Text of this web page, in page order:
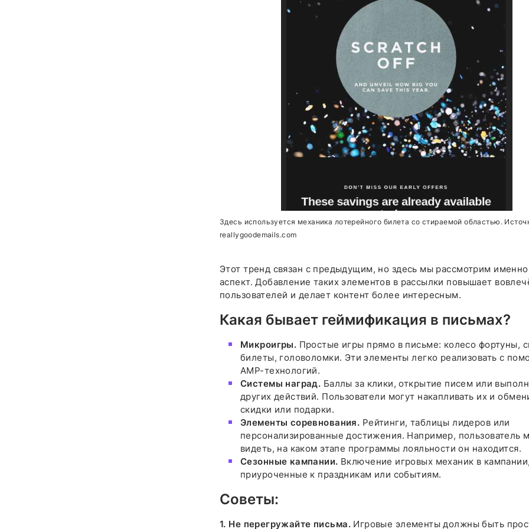
Здесь используется механика лотерейного билета со стираемой областью.
reallygoodemails.com
Этот тренд связан с предыдущим, но здесь мы рассмотрим
аспект. Добавление таких элементов в рассылки повышает
пользователей и делает контент более интересным.
Какая бывает геймификация в письмах?
Микроигры. Простые игры прямо в письме: колесо фортуны,
билеты, головоломки. Эти элементы легко реализовать с
AMP-технологий.
Системы наград. Баллы за клики, открытие писем или
других действий. Пользователи могут накапливать их и
скидки или подарки.
Элементы соревнования. Рейтинги, таблицы лидеров или
персонализированные достижения. Например, пользователь
видеть, на каком этапе программы лояльности он находится.
Сезонные кампании. Включение игровых механик в
приуроченные к праздникам или событиям.
Советы:
1. Не перегружайте письма.Игровые элементы должны быть